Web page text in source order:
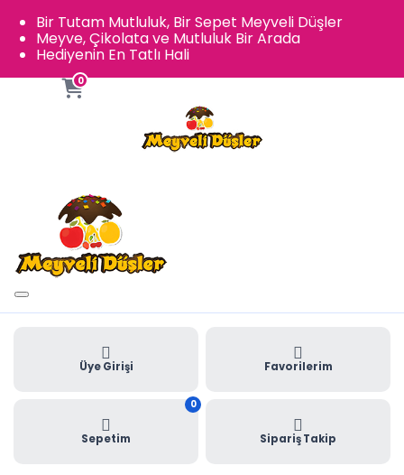
Bir Tutam Mutluluk, Bir Sepet Meyveli Düşler
Meyve, Çikolata ve Mutluluk Bir Arada
Hediyenin En Tatlı Hali
0
Üye Girişi Favorilerim
0
Sepetim Sipariş Takip